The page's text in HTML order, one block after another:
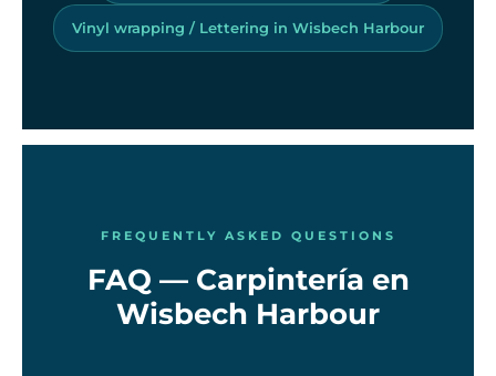
Vinyl wrapping / Lettering in Wisbech Harbour
FREQUENTLY ASKED QUESTIONS
FAQ — Carpintería en
Wisbech Harbour